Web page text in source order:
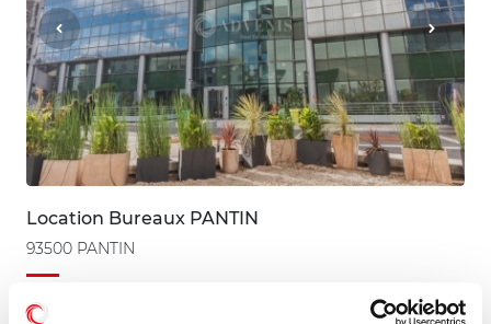
Location Bureaux PANTIN
93500 PANTIN
4 627 m² À partir de 150 €